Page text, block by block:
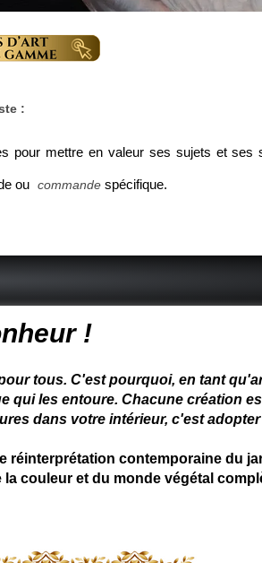
:
pour mettre en valeur ses sujets et ses
ou commande spécifique.
!
tous. C'est pourquoi, en tant
qui les entoure. Chacune création
dans votre intérieur, c'est
réinterprétation contemporaine du
la couleur et du monde végétal